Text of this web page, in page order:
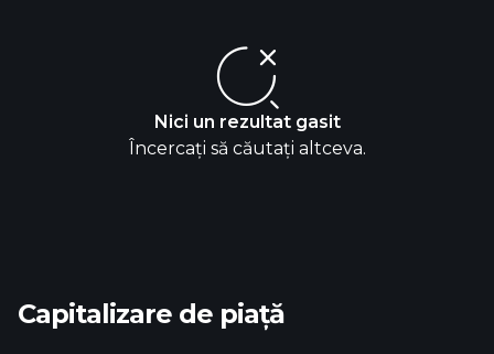
Nici un rezultat gasit
Încercați să căutați altceva.
Capitalizare de piață